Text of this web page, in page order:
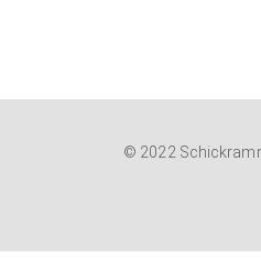
© 2022